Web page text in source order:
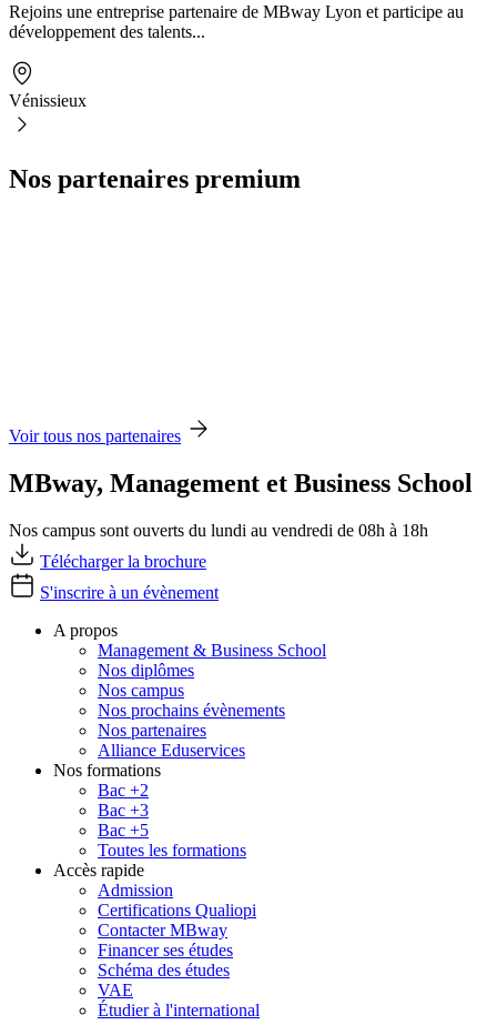
Rejoins une entreprise partenaire de MBway Lyon et participe au
développement des talents...
Vénissieux
Nos partenaires premium
Voir tous nos partenaires
MBway, Management et Business School
Nos campus sont ouverts du lundi au vendredi de 08h à 18h
Télécharger la brochure
S'inscrire à un évènement
A propos
Management & Business School
Nos diplômes
Nos campus
Nos prochains évènements
Nos partenaires
Alliance Eduservices
Nos formations
Bac +2
Bac +3
Bac +5
Toutes les formations
Accès rapide
Admission
Certifications Qualiopi
Contacter MBway
Financer ses études
Schéma des études
VAE
Étudier à l'international